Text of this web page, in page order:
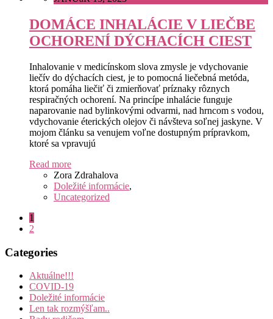
DOMÁCE INHALÁCIE V LIEČBE
OCHORENÍ DÝCHACÍCH CIEST
Inhalovanie v medicínskom slova zmysle je vdychovanie
liečív do dýchacích ciest, je to pomocná liečebná metóda,
ktorá pomáha liečiť či zmierňovať príznaky rôznych
respiračných ochorení. Na princípe inhalácie funguje
naparovanie nad bylinkovými odvarmi, nad hrncom s vodou,
vdychovanie éterických olejov či návšteva soľnej jaskyne. V
mojom článku sa venujem voľne dostupným prípravkom,
ktoré sa vpravujú
Read more
Zora Zdrahalova
Doležité informácie,
Uncategorized
1
2
Categories
Aktuálne!!!
COVID-19
Doležité informácie
Len tak rozmýšľam..